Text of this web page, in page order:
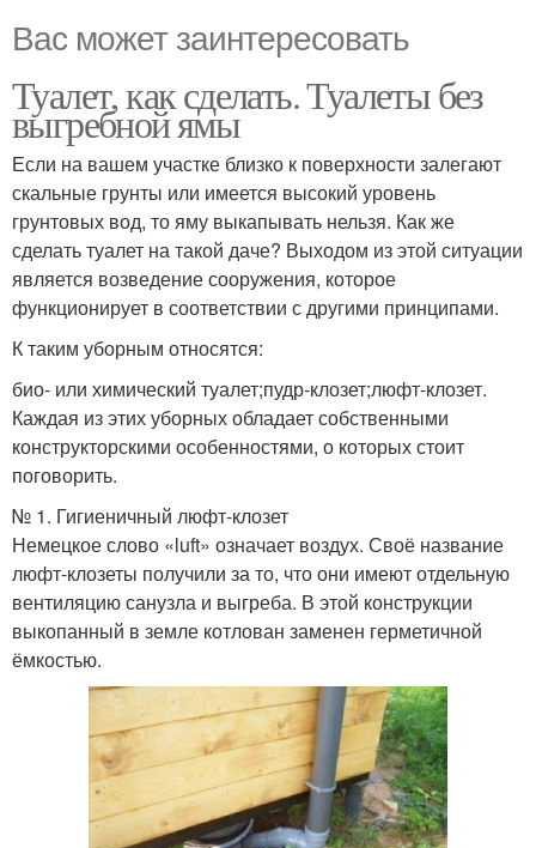
Вас может заинтересовать
Туалет, как сделать. Туалеты без
выгребной ямы
Если на вашем участке близко к поверхности залегают
скальные грунты или имеется высокий уровень
грунтовых вод, то яму выкапывать нельзя. Как же
сделать туалет на такой даче? Выходом из этой ситуации
является возведение сооружения, которое
функционирует в соответствии с другими принципами.
К таким уборным относятся:
био- или химический туалет;пудр-клозет;люфт-клозет.
Каждая из этих уборных обладает собственными
конструкторскими особенностями, о которых стоит
поговорить.
№ 1. Гигиеничный люфт-клозет
Немецкое слово «luft» означает воздух. Своё название
люфт-клозеты получили за то, что они имеют отдельную
вентиляцию санузла и выгреба. В этой конструкции
выкопанный в земле котлован заменен герметичной
ёмкостью.